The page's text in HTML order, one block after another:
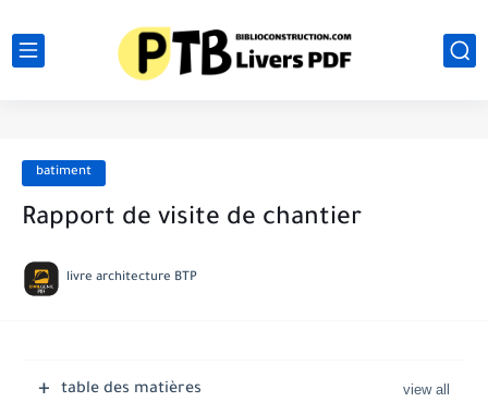
batiment
Rapport de visite de chantier
livre architecture BTP
table des matières